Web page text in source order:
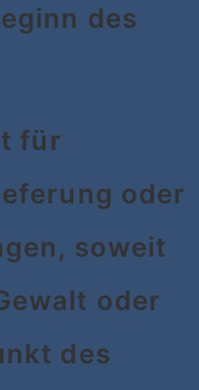
des
für
oder
soweit
oder
des